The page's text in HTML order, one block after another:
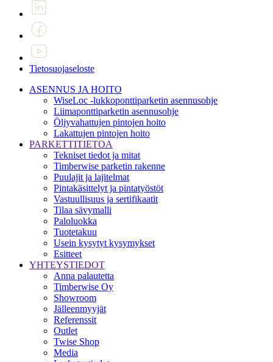
Tietosuojaseloste
ASENNUS JA HOITO
WiseLoc -lukkoponttiparketin asennusohje
Liimaponttiparketin asennusohje
Öljyvahattujen pintojen hoito
Lakattujen pintojen hoito
PARKETTITIETOA
Tekniset tiedot ja mitat
Timberwise parketin rakenne
Puulajit ja lajitelmat
Pintakäsittelyt ja pintatyöstöt
Vastuullisuus ja sertifikaatit
Tilaa sävymalli
Paloluokka
Tuotetakuu
Usein kysytyt kysymykset
Esitteet
YHTEYSTIEDOT
Anna palautetta
Timberwise Oy
Showroom
Jälleenmyyjät
Referenssit
Outlet
Twise Shop
Media